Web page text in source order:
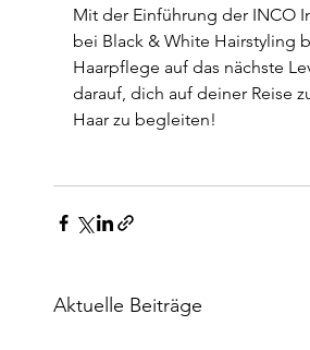
Mit der Einführung der INCO
bei Black & White Hairstyling
Haarpflege auf das nächste
darauf, dich auf deiner Reise
Haar zu begleiten!
Aktuelle Beiträge